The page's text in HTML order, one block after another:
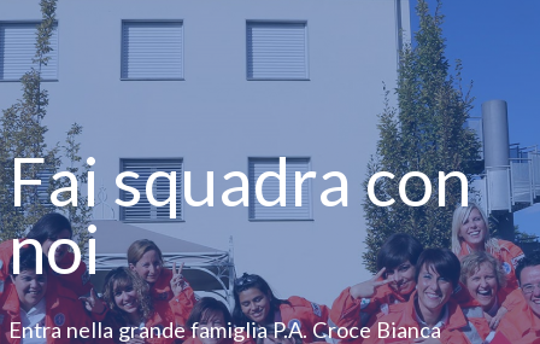
Fai squadra con
noi
Entra nella grande famiglia P.A. Croce Bianca